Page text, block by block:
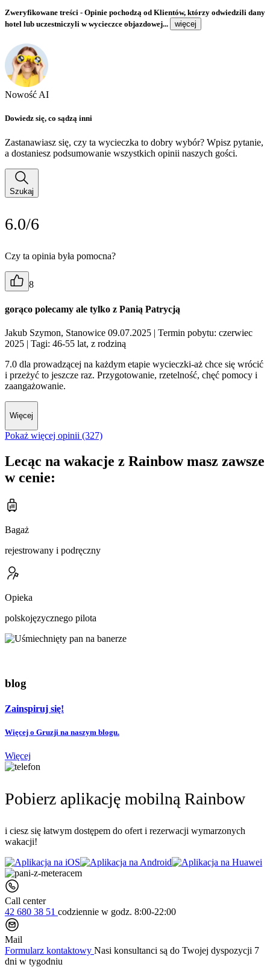
Zweryfikowane treści - Opinie pochodzą od Klientów, którzy odwiedzili dany
hotel lub uczestniczyli w wycieczce objazdowej...
więcej
Nowość AI
Dowiedz się, co sądzą inni
Zastanawiasz się, czy ta wycieczka to dobry wybór? Wpisz pytanie,
a dostaniesz podsumowanie wszystkich opinii naszych gości.
Szukaj
6.0/6
Czy ta opinia była pomocna?
8
gorąco polecamy ale tylko z Panią Patrycją
Jakub Szymon, Stanowice 09.07.2025 | Termin pobytu: czerwiec
2025 | Tagi: 46-55 lat, z rodziną
7.0 dla prowadzącej na każdym etapie wycieczki-aż chce się wrócić
i przeżyć to jeszcze raz. Przygotowanie, rzetelność, chęć pomocy i
zaangażowanie.
Więcej
Pokaż więcej opinii (327)
Lecąc na wakacje z Rainbow masz zawsze
w cenie:
Bagaż
rejestrowany i podręczny
Opieka
polskojęzycznego pilota
blog
Zainspiruj się!
Więcej o Gruzji na naszym blogu.
Więcej
Pobierz aplikację mobilną Rainbow
i ciesz się łatwym dostępem do ofert i rezerwacji wymarzonych
wakacji!
Call center
42 680 38 51 codziennie w godz. 8:00-22:00
Mail
Formularz kontaktowy Nasi konsultanci są do Twojej dyspozycji 7
dni w tygodniu